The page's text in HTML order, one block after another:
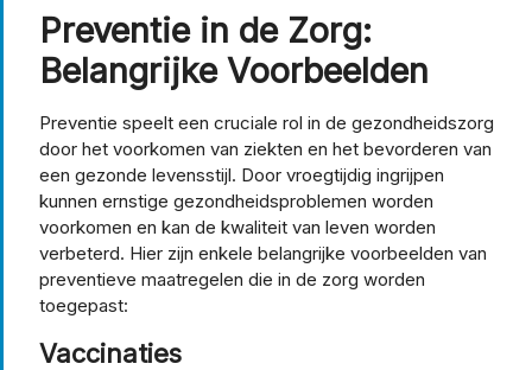
Preventie in de Zorg:
Belangrijke Voorbeelden
Preventie speelt een cruciale rol in de gezondheidszorg
door het voorkomen van ziekten en het bevorderen van
een gezonde levensstijl. Door vroegtijdig ingrijpen
kunnen ernstige gezondheidsproblemen worden
voorkomen en kan de kwaliteit van leven worden
verbeterd. Hier zijn enkele belangrijke voorbeelden van
preventieve maatregelen die in de zorg worden
toegepast:
Vaccinaties